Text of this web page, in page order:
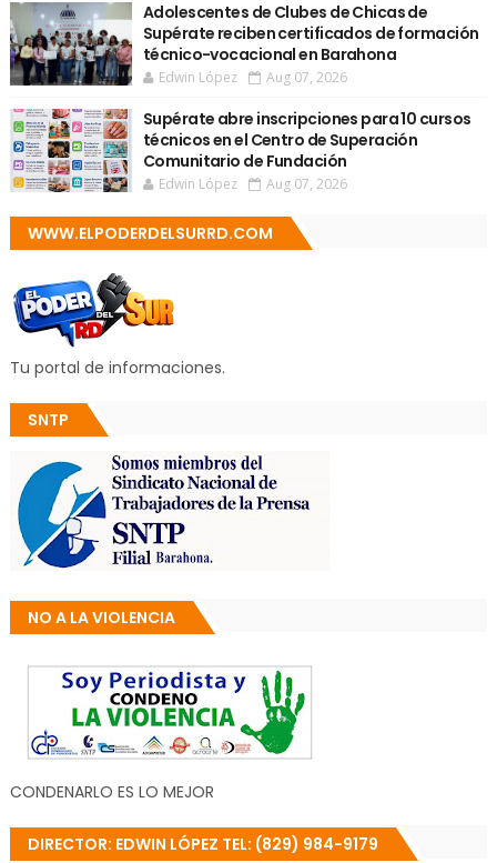
Adolescentes de Clubes de Chicas de
Supérate reciben certificados de formación
técnico-vocacional en Barahona
Edwin López Aug 07, 2026
Supérate abre inscripciones para 10 cursos
técnicos en el Centro de Superación
Comunitario de Fundación
Edwin López Aug 07, 2026
WWW.ELPODERDELSURRD.COM
Tu portal de informaciones.
SNTP
NO A LA VIOLENCIA
CONDENARLO ES LO MEJOR
DIRECTOR: EDWIN LÓPEZ TEL: (829) 984-9179